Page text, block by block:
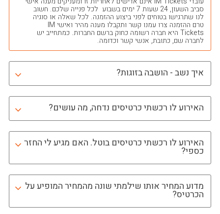
סביב השעון, 24 שעות 7 ימים בשבוע לכל פנייה שלכם. חשוב
לנו שתרגישו בטוחים לפני ביצוע ההזמנה. לכל שאלה או סוגיה
טרם ההזמנה צרו עמנו קשר ותקבלו מענה מהיר ואישי IM
Tickets היא חברה רשומה כחוק ברשם החברות. כמתחייב יש
לחברה שם, כתובת, אנשי קשר וכדומה.
איך נשב - הושבה בזוגות?
האירוע לו רכשתי כרטיסים נדחה, מה עושים?
האירוע לו רכשתי כרטיסים בוטל. האם מגיע לי החזר
כספי?
מדוע המחיר אותו שילמתי שונה מהמחיר המופיע על
הכרטיס?